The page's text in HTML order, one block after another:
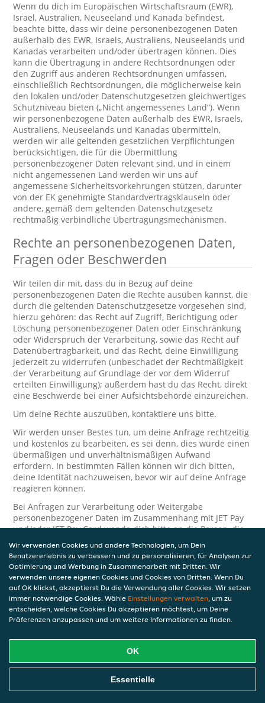
Wenn du dich im Europäischen Wirtschaftsraum (EWR),
Israel, Australien, Neuseeland und Kanada befindest,
beachte bitte, dass wir deine personenbezogenen Daten
außerhalb des EWR, Israels, Australiens, Neuseelands und
Kanadas verarbeiten und/oder übertragen können. Dies
kann die Übertragung in andere Rechtsordnungen oder
den Zugriff aus anderen Rechtsordnungen umfassen,
einschließlich Rechtsordnungen, die möglicherweise kein
den lokalen und/oder Datenschutzgesetzen gleichwertiges
Schutzniveau bieten („Nicht angemessenes Land“). Wenn
wir personenbezogene Daten außerhalb des EWR, Israels,
Australiens, Neuseelands und Kanadas übermitteln,
werden wir alle geltenden gesetzlichen Verpflichtungen
berücksichtigen, die für die Übermittlung
personenbezogener Daten relevant sind, und in einem
nicht angemessenen Land werden wir uns auf
angemessene Sicherheitsvorkehrungen stützen, darunter
von der EK genehmigte Standardvertragsklauseln oder
andere, gemäß dem geltenden Datenschutzgesetz
rechtmäßig verbindliche Übertragungsmechanismen.
Rechte an personenbezogenen Daten,
Fragen oder Beschwerden
Wir teilen dir mit, dass du in Bezug auf deine
personenbezogenen Daten die Rechte ausüben kannst, die
durch die geltenden Datenschutzgesetze vorgesehen sind,
hierzu gehören: das Recht auf Zugriff, Berichtigung oder
Löschung personenbezogener Daten oder Einschränkung
oder Widerspruch der Verarbeitung, sowie das Recht auf
Datenübertragbarkeit, und das Recht, deine Einwilligung
jederzeit zu widerrufen (unbeschadet der Rechtmäßigkeit
der Verarbeitung auf Grundlage der vor dem Widerruf
erteilten Einwilligung); außerdem hast du das Recht, direkt
eine Beschwerde bei einer Aufsichtsbehörde einzureichen.
Um deine Rechte auszuüben, kontaktiere uns bitte.
Wir werden unser Bestes tun, um deine Anfrage rechtzeitig
und kostenlos zu bearbeiten, es sei denn, dies würde einen
übermäßigen und unverhältnismäßigen Aufwand
erfordern. In bestimmten Fällen können wir dich bitten,
deine Identität nachzuweisen, bevor wir auf deine Anfrage
reagieren können.
Bei Anfragen zur Verarbeitung oder Weitergabe
personenbezogener Daten im Zusammenhang mit JET Pay
und/oder JET Pay Card wende dich bitte an die Person, die
dir das JET Pay-Guthaben gewährt (das kann dein
Arbeitgeber, Geschäftspartner usw. sein). Dies ist
erforderlich, da JET und die Person, die dir das Guthaben
gewährt, eine separate Verantwortung für die Verarbeitung
und den Schutz deiner personenbezogenen Daten haben.
Solltest du weitere Fragen oder Beschwerden in Bezug auf
die Verarbeitung deiner personenbezogenen Daten haben,
kontaktieren wir dich gerne. Wir würden uns auch über
Tipps oder Vorschläge zur Verbesserung unserer Erklärung
Sicherheit
Wir verwenden Cookies und andere Technologien, um Dein
Benutzererlebnis zu verbessern und zu personalisieren, für Analysen zur
Optimierung und Werbung in Zusammenarbeit mit Dritten. Wir
verwenden unsere eigenen Cookies und Cookies von Dritten. Wenn Du
auf OK klickst, akzeptierst Du die Verwendung aller Cookies. Wir setzen
immer notwendige Cookies. Wähle Einstellungen verwalten, um zu
entscheiden, welche Cookies Du akzeptieren möchtest, um Deine
Präferenzen anzupassen und um weitere Informationen zu finden.
OK
Essentielle